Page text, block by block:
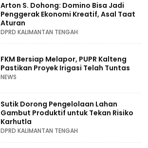
Arton S. Dohong: Domino Bisa Jadi
Penggerak Ekonomi Kreatif, Asal Taat
Aturan
DPRD KALIMANTAN TENGAH
FKM Bersiap Melapor, PUPR Kalteng
Pastikan Proyek Irigasi Telah Tuntas
NEWS
Sutik Dorong Pengelolaan Lahan
Gambut Produktif untuk Tekan Risiko
Karhutla
DPRD KALIMANTAN TENGAH